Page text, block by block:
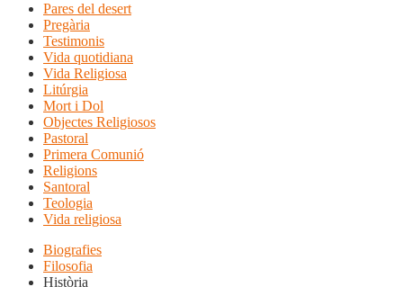
Pares del desert
Pregària
Testimonis
Vida quotidiana
Vida Religiosa
Litúrgia
Mort i Dol
Objectes Religiosos
Pastoral
Primera Comunió
Religions
Santoral
Teologia
Vida religiosa
Biografies
Filosofia
Història